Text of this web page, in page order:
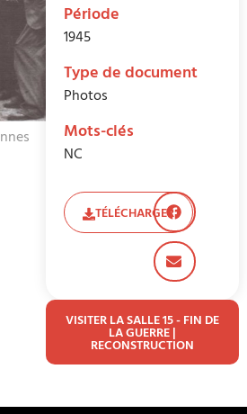
Période
1945
Type de document
Photos
Mots-clés
NC
TÉLÉCHARGER
VISITER LA SALLE 15 - FIN DE
LA GUERRE |
RECONSTRUCTION